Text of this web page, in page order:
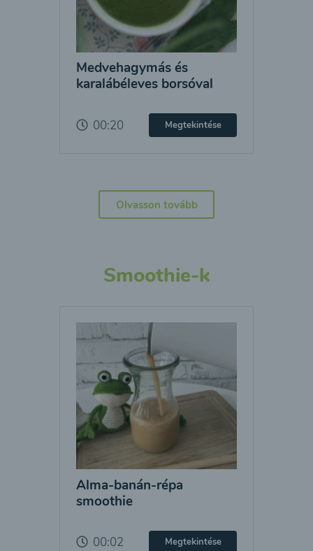
Medvehagymás és
karalábéleves borsóval
00:20 Megtekintése
Olvasson tovább
Smoothie-k
Alma-banán-répa
smoothie
00:02 Megtekintése